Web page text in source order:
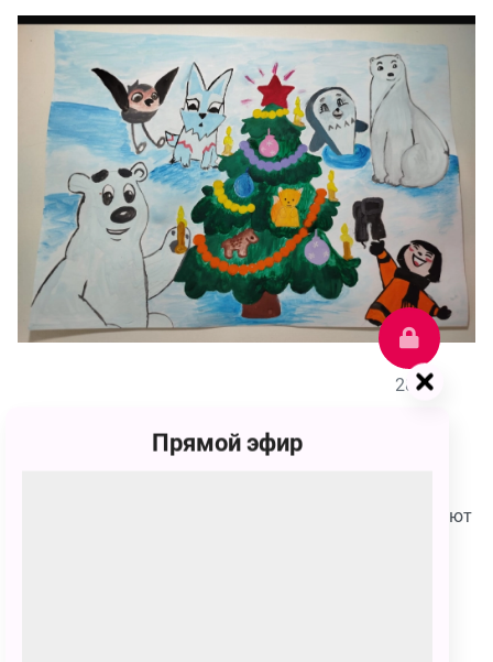
289
Ульяна Евгеньевна Мазницына
Моя работа называется ,,Умка и его друзья встречают
Прямой эфир